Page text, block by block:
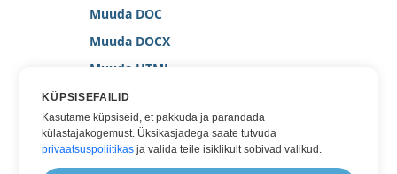
Muuda DOC
Muuda DOCX
Muuda HTML
Muuda MARKDOWN
Muuda PDF
Muuda TEXT
KÜPSISEFAILID
Kasutame küpsiseid, et pakkuda ja parandada
külastajakogemust. Üksikasjadega saate tutvuda
privaatsuspoliitikas ja valida teile isiklikult sobivad valikud.